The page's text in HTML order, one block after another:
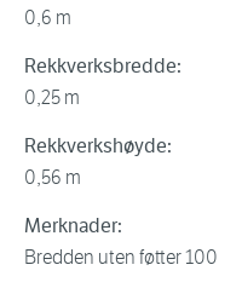
0,6 m
Rekkverksbredde:
0,25 m
Rekkverkshøyde:
0,56 m
Merknader:
Bredden uten føtter 100